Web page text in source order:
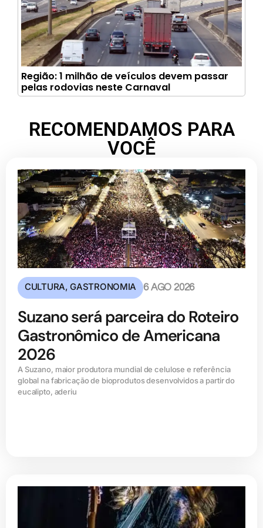
Região: 1 milhão de veículos devem passar
pelas rodovias neste Carnaval
RECOMENDAMOS PARA
VOCÊ
CULTURA,GASTRONOMIA 6 AGO 2026
Suzano será parceira do Roteiro
Gastronômico de Americana
2026
A Suzano, maior produtora mundial de celulose e referência
global na fabricação de bioprodutos desenvolvidos a partir do
eucalipto, aderiu